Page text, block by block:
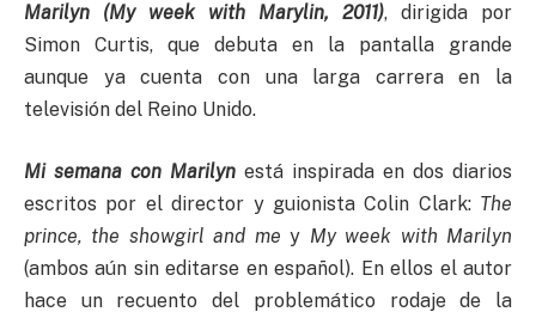
Marilyn (My week with Marylin, 2011), dirigida por
Simon Curtis, que debuta en la pantalla grande
aunque ya cuenta con una larga carrera en la
televisión del Reino Unido.
Mi semana con Marilyn está inspirada en dos diarios
escritos por el director y guionista Colin Clark: The
prince, the showgirl and me y My week with Marilyn
(ambos aún sin editarse en español). En ellos el autor
hace un recuento del problemático rodaje de la